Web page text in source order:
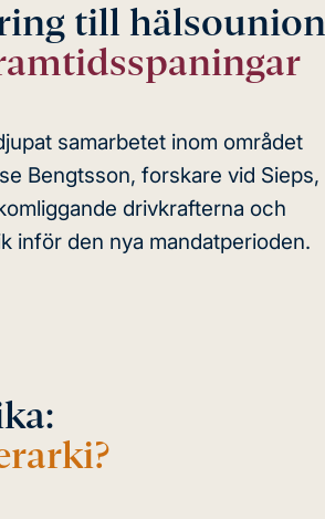
till hälsounion
samarbetet inom området
Bengtsson, forskare vid Sieps,
drivkrafterna och
inför den nya mandatperioden.